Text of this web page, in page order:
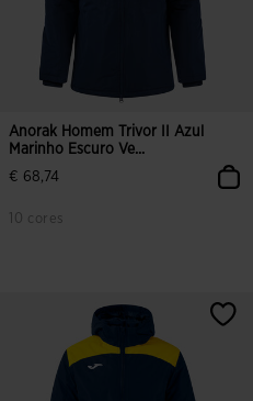
Anorak Homem Trivor II Azul
Marinho Escuro Ve...
€ 68,74
10 cores